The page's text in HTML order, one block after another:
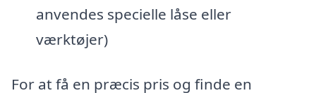
anvendes specielle låse eller
værktøjer)
For at få en præcis pris og finde en